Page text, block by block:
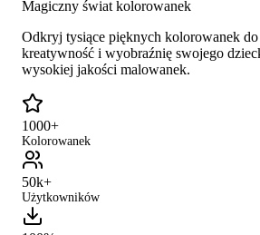
Magiczny świat kolorowanek
Odkryj tysiące pięknych kolorowanek
kreatywność i wyobraźnię swojego
wysokiej jakości malowanek.
1000+
Kolorowanek
50k+
Użytkowników